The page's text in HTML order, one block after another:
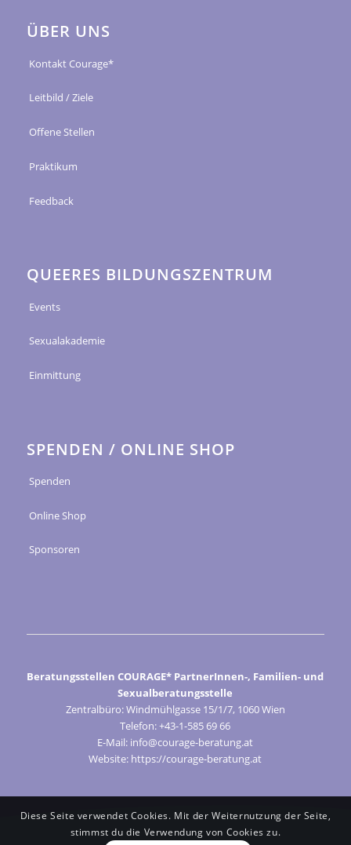
ÜBER UNS
Kontakt Courage*
Leitbild / Ziele
Offene Stellen
Praktikum
Feedback
QUEERES BILDUNGSZENTRUM
Events
Sexualakademie
Einmittung
SPENDEN / ONLINE SHOP
Spenden
Online Shop
Sponsoren
Beratungsstellen COURAGE* PartnerInnen-, Familien- und
Sexualberatungsstelle
Zentralbüro: Windmühlgasse 15/1/7, 1060 Wien
Telefon: +43-1-585 69 66
E-Mail: info@courage-beratung.at
Website: https://courage-beratung.at
Diese Seite verwendet Cookies. Mit der Weiternutzung der Seite,
stimmst du die Verwendung von Cookies zu.